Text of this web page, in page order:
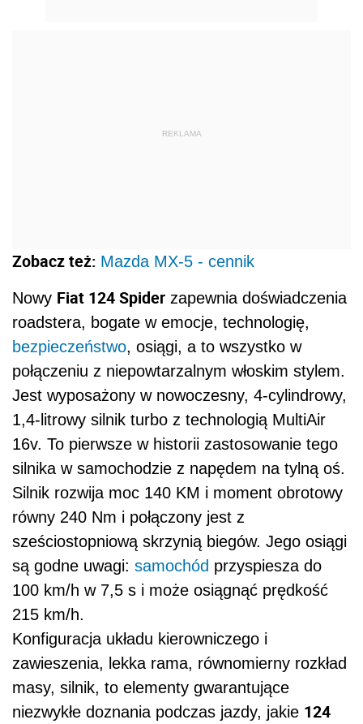
REKLAMA
Zobacz też: Mazda MX-5 - cennik
Nowy Fiat 124 Spider zapewnia doświadczenia
roadstera, bogate w emocje, technologię,
bezpieczeństwo, osiągi, a to wszystko w
połączeniu z niepowtarzalnym włoskim stylem.
Jest wyposażony w nowoczesny, 4-cylindrowy,
1,4-litrowy silnik turbo z technologią MultiAir
16v. To pierwsze w historii zastosowanie tego
silnika w samochodzie z napędem na tylną oś.
Silnik rozwija moc 140 KM i moment obrotowy
równy 240 Nm i połączony jest z
sześciostopniową skrzynią biegów. Jego osiągi
są godne uwagi: samochód przyspiesza do
100 km/h w 7,5 s i może osiągnąć prędkość
215 km/h.
Konfiguracja układu kierowniczego i
zawieszenia, lekka rama, równomierny rozkład
masy, silnik, to elementy gwarantujące
niezwykłe doznania podczas jazdy, jakie 124